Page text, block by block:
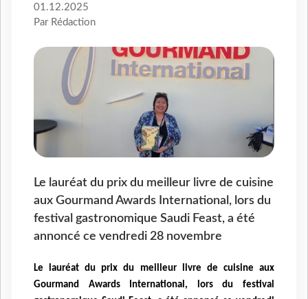
01.12.2025
Par Rédaction
Le lauréat du prix du meilleur livre de cuisine
aux Gourmand Awards International, lors du
festival gastronomique Saudi Feast, a été
annoncé ce vendredi 28 novembre
Le lauréat du prix du meilleur livre de cuisine aux
Gourmand Awards International, lors du festival